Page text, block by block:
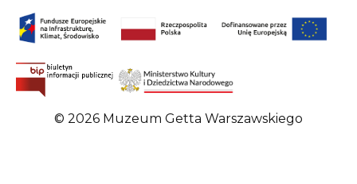
© 2026 Muzeum Getta Warszawskiego